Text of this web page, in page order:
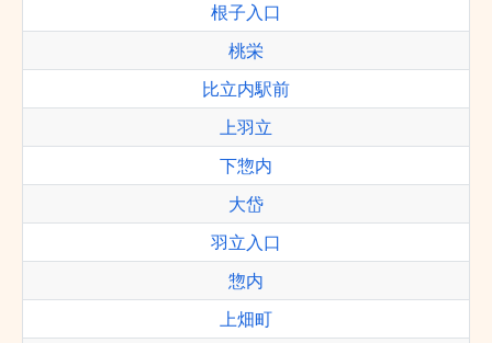
根子入口
桃栄
比立内駅前
上羽立
下惣内
大岱
羽立入口
惣内
上畑町